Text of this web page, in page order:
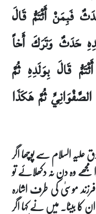
فَبِمَنْ أَئْتَمُّ قَالَ
حَدَثٌ وَتَرَكَ أَخاً
قَالَ بِوَلَدِهِ ثُمَّ
ثُمَّ هَكَذَا
السلام سے پوچھا اگر
وہ دن نہ دکھلائے تو
موسیٰ کی طرف اشارہ
کا بیٹا۔ میں نے کہا اگر